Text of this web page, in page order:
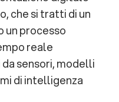
che si tratti di un
un processo
reale
sensori, modelli
di intelligenza